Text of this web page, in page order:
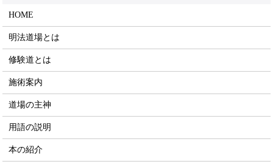
HOME
明法道場とは
修験道とは
施術案内
道場の主神
用語の説明
本の紹介